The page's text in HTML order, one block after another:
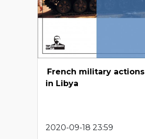
French military actions
in Libya
2020-09-18 23:59